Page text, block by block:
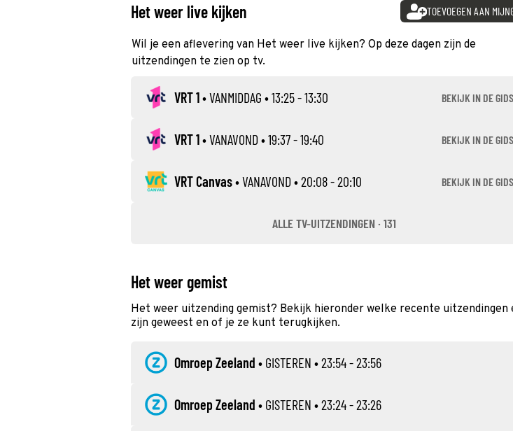
Het weer live kijken TOEVOEGEN AAN
Wil je een aflevering van Het weer live kijken? Op deze dagen zijn de
uitzendingen te zien op tv.
VRT 1•VANMIDDAG • 13:25 - 13:30 BEKIJK IN DE GIDS
VRT 1•VANAVOND • 19:37 - 19:40 BEKIJK IN DE GIDS
VRT Canvas•VANAVOND • 20:08 - 20:10 BEKIJK IN DE GIDS
ALLE TV-UITZENDINGEN · 131
Het weer gemist
Het weer uitzending gemist? Bekijk hieronder welke recente uitzendingen
zijn geweest en of je ze kunt terugkijken.
Omroep Zeeland • GISTEREN • 23:54 - 23:56
Omroep Zeeland • GISTEREN • 23:24 - 23:26